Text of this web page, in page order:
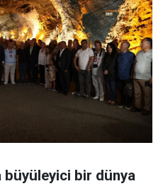
büyüleyici bir dünya